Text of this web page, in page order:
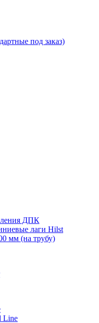
под заказ)
ДПК
лаги Hilst
мм (на трубу)
Line